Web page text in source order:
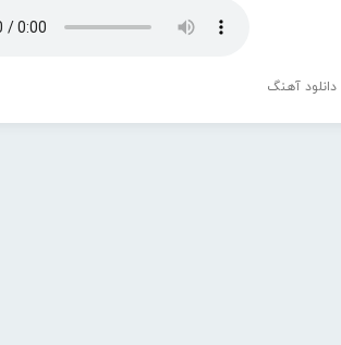
دانلود آهنگ